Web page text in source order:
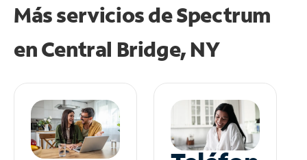
Más servicios de Spectrum
enCentral Bridge, NY